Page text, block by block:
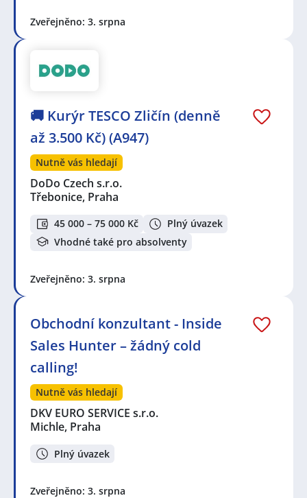
Zveřejněno: 3. srpna
🚚 Kurýr TESCO Zličín (denně
až 3.500 Kč) (A947)
Nutně vás hledají
DoDo Czech s.r.o.
Třebonice, Praha
45 000 – 75 000 Kč
Plný úvazek
Vhodné také pro absolventy
Zveřejněno: 3. srpna
Obchodní konzultant - Inside
Sales Hunter – žádný cold
calling!
Nutně vás hledají
DKV EURO SERVICE s.r.o.
Michle, Praha
Plný úvazek
Zveřejněno: 3. srpna